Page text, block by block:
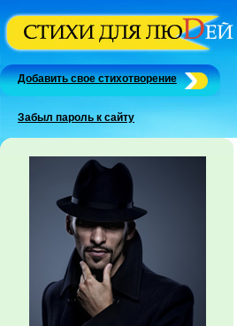
Добавить свое стихотворение
Забыл пароль к сайту